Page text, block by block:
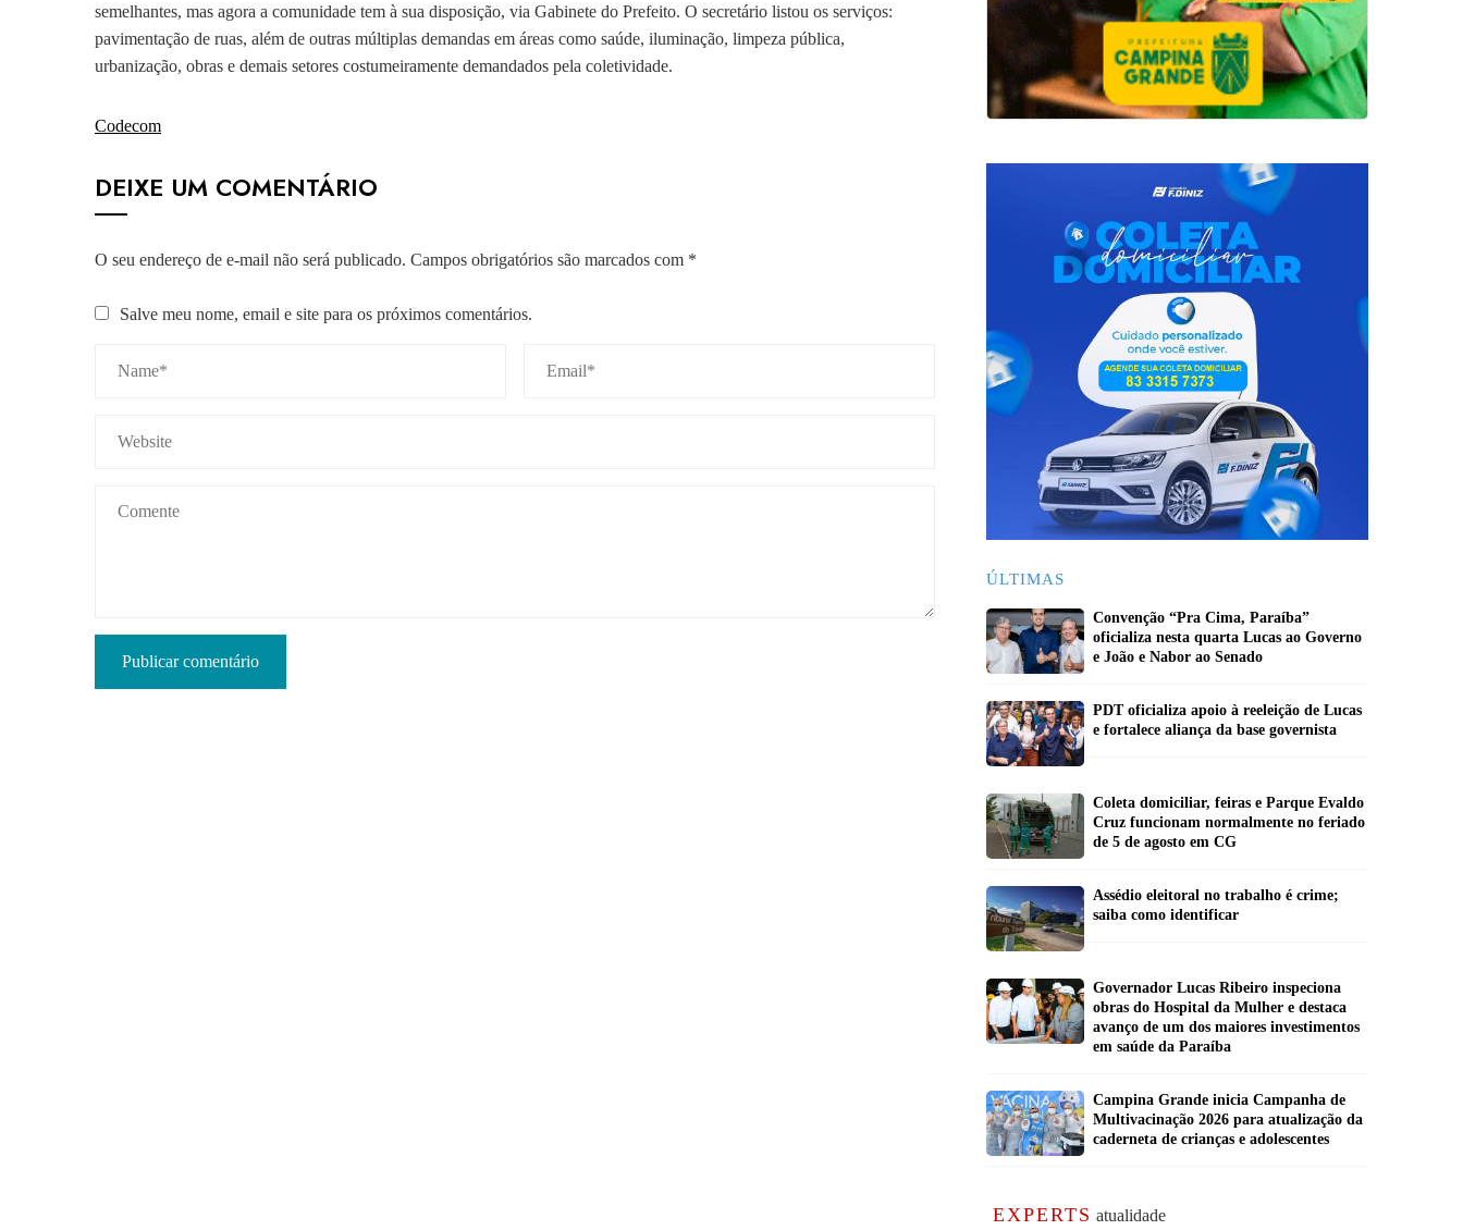
semelhantes, mas agora a comunidade tem à sua disposição, via Gabinete do Prefeito. O secretário listou os serviços:
pavimentação de ruas, além de outras múltiplas demandas em áreas como saúde, iluminação, limpeza pública,
urbanização, obras e demais setores costumeiramente demandados pela coletividade.
Codecom
DEIXE UM COMENTÁRIO
O seu endereço de e-mail não será publicado. Campos obrigatórios são marcados com *
Salve meu nome, email e site para os próximos comentários.
ÚLTIMAS
Convenção “Pra Cima, Paraíba”
oficializa nesta quarta Lucas ao Governo
e João e Nabor ao Senado
PDT oficializa apoio à reeleição de Lucas
e fortalece aliança da base governista
Coleta domiciliar, feiras e Parque Evaldo
Cruz funcionam normalmente no feriado
de 5 de agosto em CG
Assédio eleitoral no trabalho é crime;
saiba como identificar
Governador Lucas Ribeiro inspeciona
obras do Hospital da Mulher e destaca
avanço de um dos maiores investimentos
em saúde da Paraíba
Campina Grande inicia Campanha de
Multivacinação 2026 para atualização da
caderneta de crianças e adolescentes
EXPERTS atualidade